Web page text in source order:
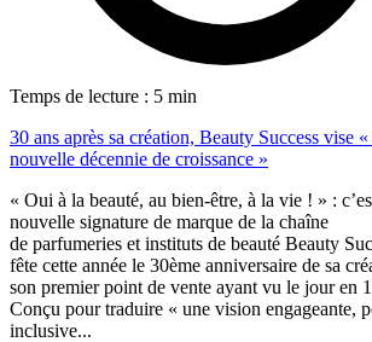
Temps de lecture : 5 min
30 ans après sa création, Beauty Success vise
nouvelle décennie de croissance »
« Oui à la beauté, au bien-être, à la vie ! » :
nouvelle signature de marque de la chaîne
de parfumeries et instituts de beauté Beauty
fête cette année le 30ème anniversaire de sa
son premier point de vente ayant vu le jour en
Conçu pour traduire « une vision engageante,
inclusive...